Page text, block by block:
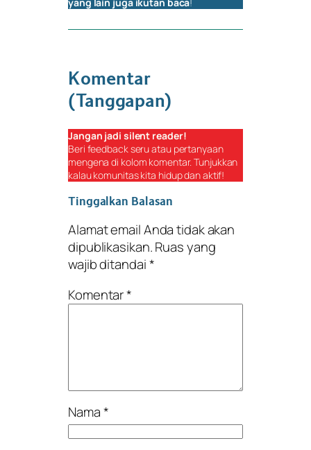
yang lain juga ikutan baca!
Komentar
(Tanggapan)
Jangan jadi silent reader!
Beri feedbackseru atau pertanyaan
mengena di kolom komentar. Tunjukkan
kalau komunitas kita hidup dan aktif!
Tinggalkan Balasan
Alamat email Anda tidak akan
dipublikasikan.Ruas yang
wajib ditandai*
Komentar*
Nama*